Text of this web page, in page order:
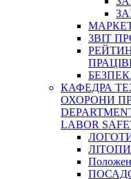
3BIT
КАФЕДРА
ОХОРОНИ
LABOR